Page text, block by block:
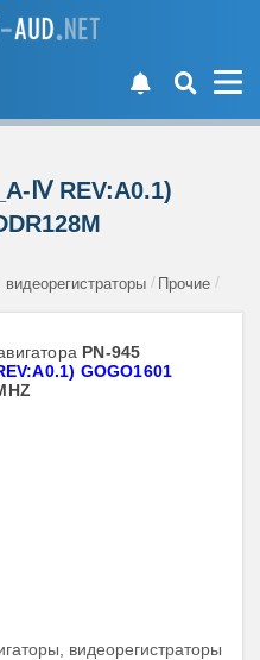
Ⅳ REV:A0.1)
Прочие
PN-945
GOGO1601
видеорегистраторы